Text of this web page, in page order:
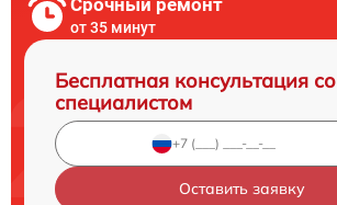
Срочный ремонт
от 35 минут
Бесплатная консультация со
специалистом
Оставить заявку